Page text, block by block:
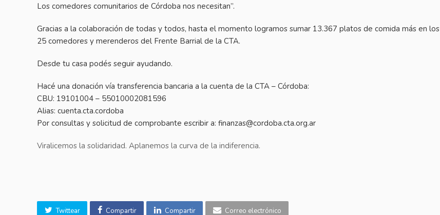
Los comedores comunitarios de Córdoba nos necesitan”.
Gracias a la colaboración de todas y todos, hasta el momento logramos sumar 13.367 platos de comida más en los
25 comedores y merenderos del Frente Barrial de la CTA.
Desde tu casa podés seguir ayudando.
Hacé una donación vía transferencia bancaria a la cuenta de la CTA – Córdoba:
CBU: 19101004 – 55010002081596
Alias: cuenta.cta.cordoba
Por consultas y solicitud de comprobante escribir a: finanzas@cordoba.cta.org.ar
Viralicemos la solidaridad. Aplanemos la curva de la indiferencia.
Twittear Compartir Compartir Correo electrónico